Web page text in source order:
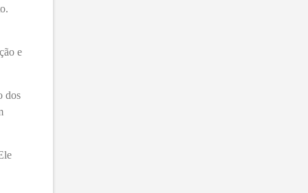
e
dos